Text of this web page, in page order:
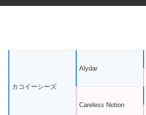
カコイーシーズ
Alydar
Careless Notion